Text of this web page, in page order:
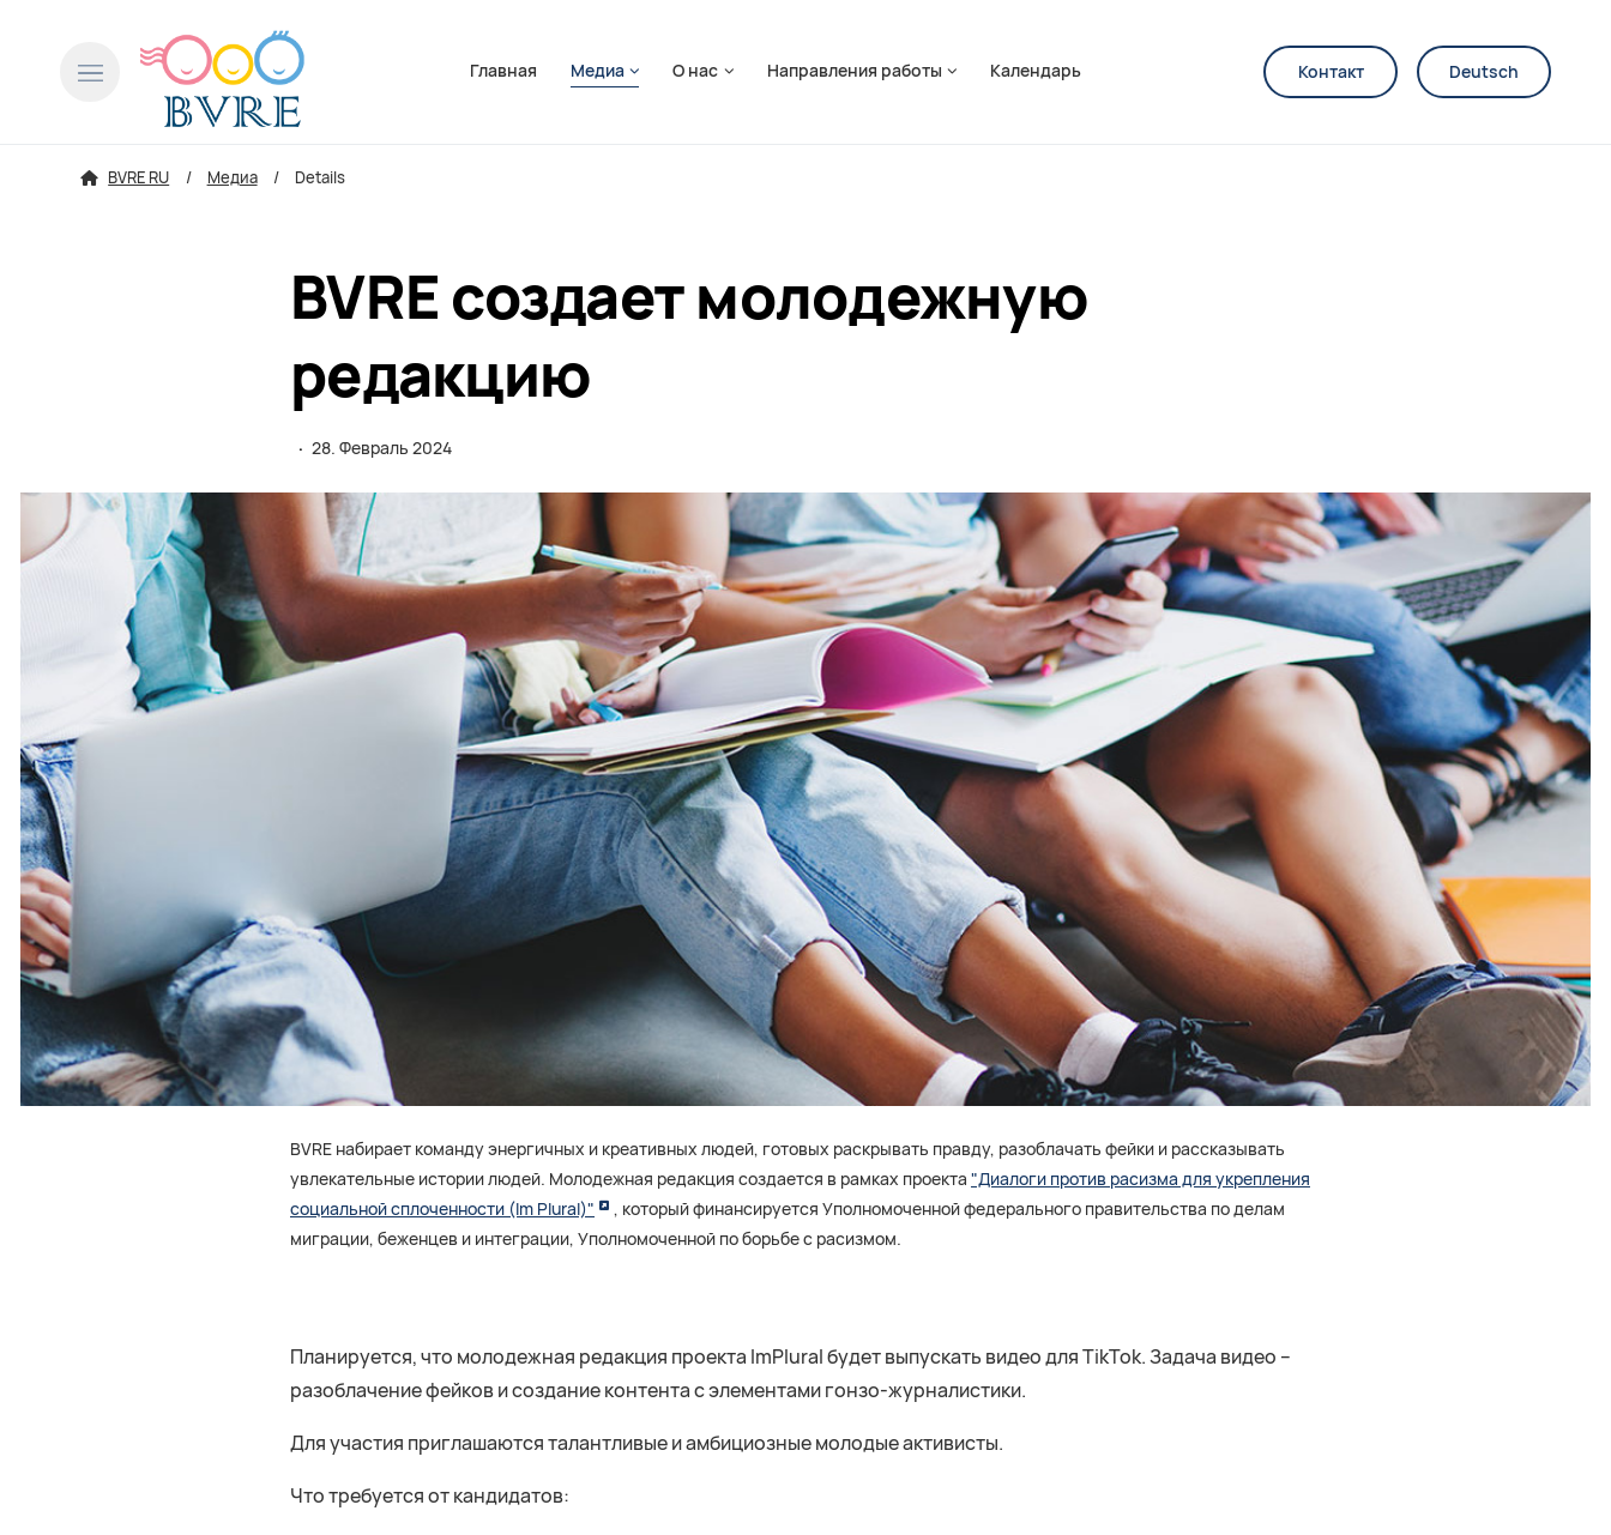
Главная
Медиа О нас Направления работы Календарь Контакт Deutsch
BVRE RU Медиа Details
BVRE создает молодежную
редакцию
· 28. Февраль 2024
BVRE набирает команду энергичных и креативных людей, готовых раскрывать правду, разоблачать фейки и рассказывать
увлекательные истории людей. Молодежная редакция создается в рамках проекта "Диалоги против расизма для укрепления
социальной сплоченности (Im Plural)"
, который финансируется Уполномоченной федерального правительства по делам
миграции, беженцев и интеграции, Уполномоченной по борьбе с расизмом.
Планируется, что молодежная редакция проекта ImPlural будет выпускать видео для TikTok. Задача видео –
разоблачение фейков и создание контента с элементами гонзо-журналистики.
Для участия приглашаются талантливые и амбициозные молодые активисты.
Что требуется от кандидатов: